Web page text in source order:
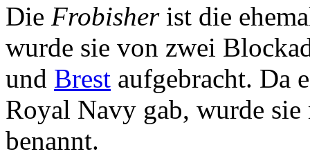
Die Frobisherist die
wurde sie von zwei
und Brest aufgebracht. Da
Royal Navy gab, wurde
benannt.